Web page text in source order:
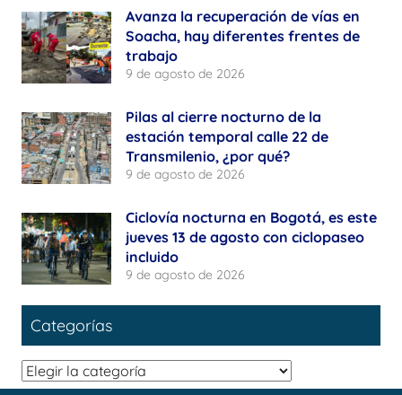
Avanza la recuperación de vías en
Soacha, hay diferentes frentes de
trabajo
9 de agosto de 2026
Pilas al cierre nocturno de la
estación temporal calle 22 de
Transmilenio, ¿por qué?
9 de agosto de 2026
Ciclovía nocturna en Bogotá, es este
jueves 13 de agosto con ciclopaseo
incluido
9 de agosto de 2026
Categorías
Categorías